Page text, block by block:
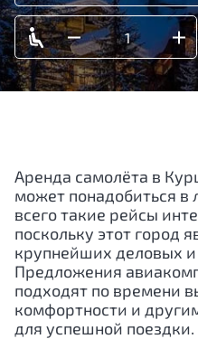
Аренда самолёта в
может понадобиться
всего такие рейсы
поскольку этот город
крупнейших деловых
Предложения
подходят по времени
комфортности и
для успешной поездки.